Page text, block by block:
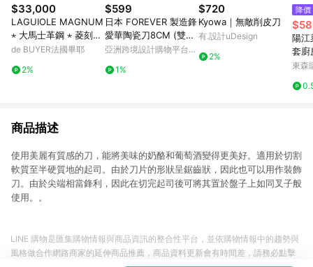
$33,000
LAGUIOLE MAGNUM
⋆ 大馬士革鋼 ⋆ 菱刻紋
點針鑲釘手柄 ⋆ 白牛角
de BUYER法國畢耶
2%
$599
日本 FOREVER 製造鋒
愛華陶瓷刀8CM (雙色
刃粉柄)
亞洲跨境設計購物平台
1%
$720
Kyowa｜無敵削皮刀
有.設計uDesign
2%
降價
陽江
套廚
用切
東森
商品描述
使用美麗有質感的刀，能將美味的奶酪和葡萄酒變得更美好。適用於切割
軟質至半硬質地的起司。由於刀片的形狀呈鋸齒狀，因此也可以用作裝飾
刀。由於尖端相當鋒利，因此在切完起司後可將其置於盤子上如同叉子般
使用。。
LINE 購物是匯集購物情報與商品資訊的整合性平台，並依購物情報中的趨勢與
風格做合作網路商家的延伸商品推薦，商品資料更新會有時間差，請務必點擊